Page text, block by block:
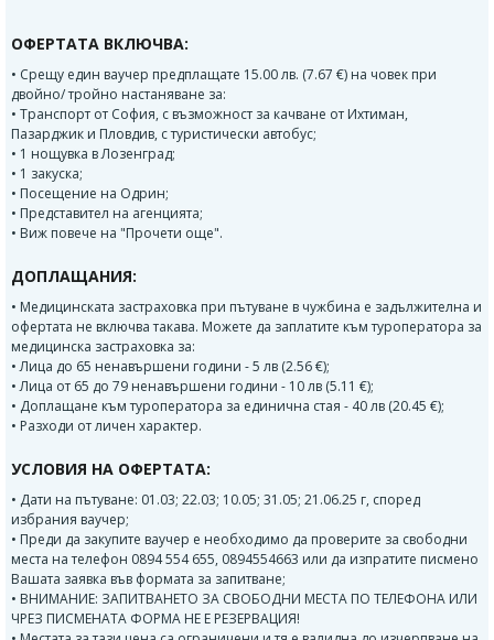
ОФЕРТАТА ВКЛЮЧВА:
• Срещу един ваучер предплащате 15.00 лв. (7.67 €) на човек при
двойно/ тройно настаняване за:
• Транспорт от София, с възможност за качване от Ихтиман,
Пазарджик и Пловдив, с туристически автобус;
• 1 нощувка в Лозенград;
• 1 закуска;
• Посещение на Одрин;
• Представител на агенцията;
• Виж повече на "Прочети още".
ДОПЛАЩАНИЯ:
• Медицинската застраховка при пътуване в чужбина е задължителна и
офертата не включва такава. Можете да заплатите към туроператора за
медицинска застраховка за:
• Лица до 65 ненавършени години - 5 лв (2.56 €);
• Лица от 65 до 79 ненавършени години - 10 лв (5.11 €);
• Доплащане към туроператора за единична стая - 40 лв (20.45 €);
• Разходи от личен характер.
УСЛОВИЯ НА ОФЕРТАТА:
• Дати на пътуване: 01.03; 22.03; 10.05; 31.05; 21.06.25 г, според
избрания ваучер;
• Преди да закупите ваучер е необходимо да проверите за свободни
места на телефон 0894 554 655, 0894554663 или да изпратите писмено
Вашата заявка във формата за запитване;
• ВНИМАНИЕ: ЗАПИТВАНЕТО ЗА СВОБОДНИ МЕСТА ПО ТЕЛЕФОНА ИЛИ
ЧРЕЗ ПИСМЕНАТА ФОРМА НЕ Е РЕЗЕРВАЦИЯ!